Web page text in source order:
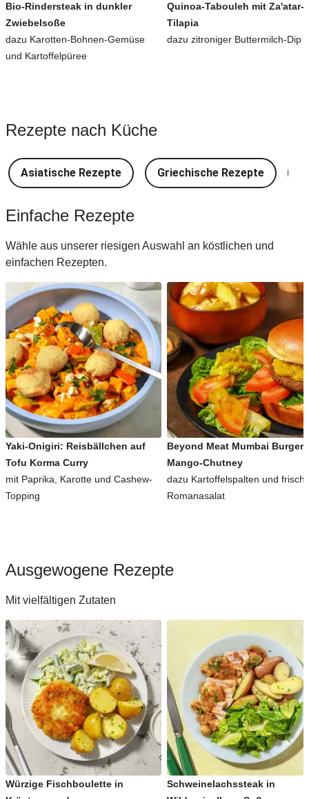
Bio-Rindersteak in dunkler
Zwiebelsoße
dazu Karotten-Bohnen-Gemüse
und Kartoffelpüree
Quinoa-Tabouleh mit Za'atar-
Tilapia
dazu zitroniger Buttermilch-Dip
Rezepte nach Küche
Asiatische Rezepte Griechische Rezepte
Einfache Rezepte
Wähle aus unserer riesigen Auswahl an köstlichen und
einfachen Rezepten.
Yaki-Onigiri: Reisbällchen auf
Tofu Korma Curry
mit Paprika, Karotte und Cashew-
Topping
Beyond Meat Mumbai Burger
Mango-Chutney
dazu Kartoffelspalten und
Romanasalat
Ausgewogene Rezepte
Mit vielfältigen Zutaten
Würzige Fischboulette in
Schweinelachssteak in